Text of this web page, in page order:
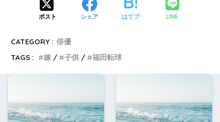
ポスト シェア はてブ LINE
CATEGORY : 俳優
TAGS :
嫁 子供 福田転球